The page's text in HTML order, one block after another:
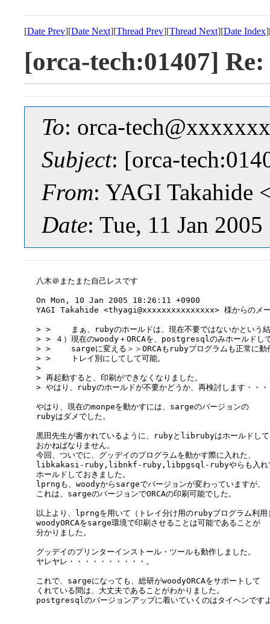
[Date Prev][Date Next][Thread Prev][Thread Next][Date Index
[orca-tech:01407]
To: orca-
Subject: [orca-
From: YAGI
Date: Tue, 11 Jan
八木＠またまた自己レスです
On Mon, 10 Jan 2005 18:26:11 +0900
YAGI Takahide <thyagi@xxxxxxxxxxxxxxx> 様からのメ
> > 　　まぁ、rubyのホールドは、現在不要ではないかという
> > ４）現在のwoody＋ORCAを、postgresqlのみホールド
> > 　　sargeに変える＞＞ORCAもrubyプログラムも正常に動
> > 　　トレイ別にしてして可能。
>
> 再起動すると、印刷ができなくなりました。
> やはり、rubyのホールドが不要かどうか、再検討します・・・
やはり、現在のmonpeを動かすには、sargeのバージョンの
rubyはダメでした。
黒田先生が書かれているように、rubyとlibrubyはホールドして
おかねばなりません。
今回、ついでに、グッデイのプログラムを動かす際に入れた、
libkakasi-ruby,libnkf-ruby,libpgsql-rubyやらも入れ
ホールドしておきました。
lprngも、woodyからsargeでバージョンが変わっていますが、
これは、sargeのバージョンでORCAの印刷可能でした。
以上より、lprngを用いて（トレイ分け用のrubyプログラム利用
woodyORCAをsarge環境で印刷させることは可能であることが
分かりました。
グッデイのプリンターインストール・ツールも動作しました。
ヤレヤレ・・・・・・・・・・。
これで、sargeになっても、総研がwoodyORCAをサポートして
くれている間は、大丈夫であることがわかりました。
postgresqlのバージョンアップに着いていくのはタイヘンです